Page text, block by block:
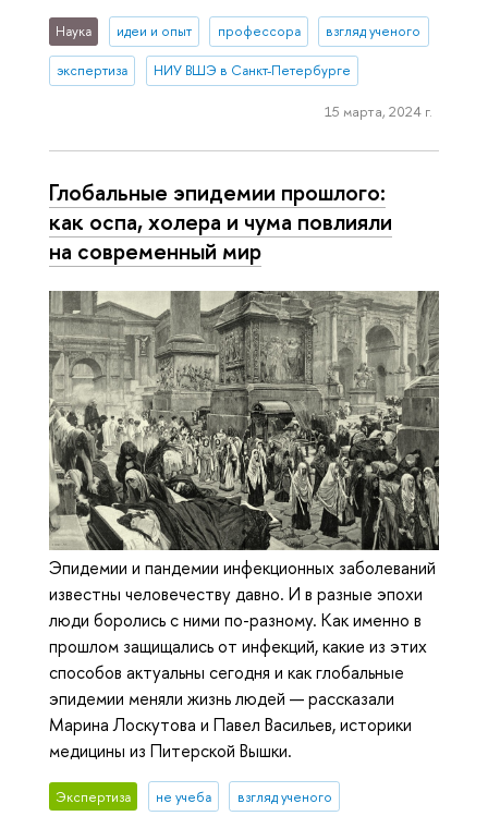
Наука идеи и опыт профессора взгляд ученого
экспертиза НИУ ВШЭ в Санкт-Петербурге
15 марта, 2024 г.
Глобальные эпидемии прошлого:
как оспа, холера и чума повлияли
на современный мир
Эпидемии и пандемии инфекционных заболеваний
известны человечеству давно. И в разные эпохи
люди боролись с ними по-разному. Как именно в
прошлом защищались от инфекций, какие из этих
способов актуальны сегодня и как глобальные
эпидемии меняли жизнь людей — рассказали
Марина Лоскутова и Павел Васильев, историки
медицины из Питерской Вышки.
Экспертиза не учеба взгляд ученого